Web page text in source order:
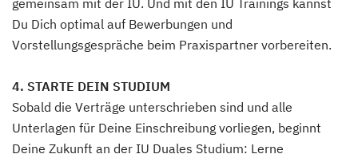
gemeinsam mit der IU. Und mit den IU Trainings kannst
Du Dich optimal auf Bewerbungen und
Vorstellungsgespräche beim Praxispartner vorbereiten.
4. STARTE DEIN STUDIUM
Sobald die Verträge unterschrieben sind und alle
Unterlagen für Deine Einschreibung vorliegen, beginnt
Deine Zukunft an der IU Duales Studium: Lerne